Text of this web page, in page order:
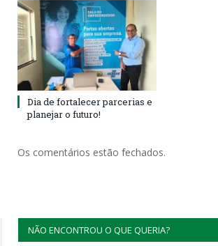
Dia de fortalecer parcerias e
planejar o futuro!
Os comentários estão fechados.
NÃO ENCONTROU O QUE QUERIA?